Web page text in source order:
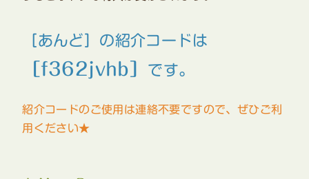
［あんど］の紹介コードは
［f362jvhb］ です。
紹介コードのご使用は連絡不要ですので、ぜひご利
用ください★